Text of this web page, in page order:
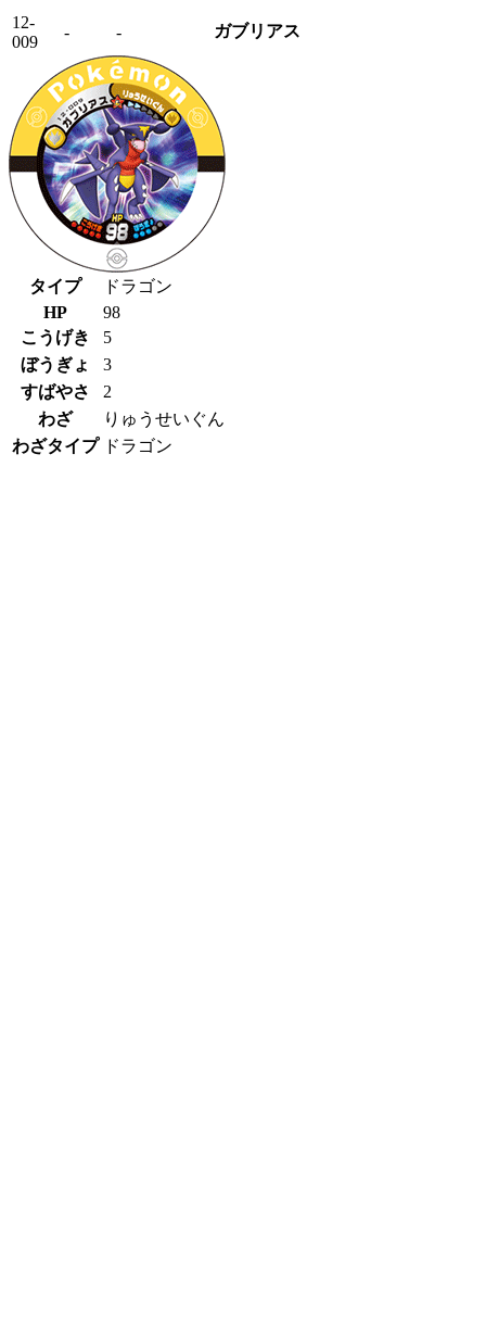
12-
009
- - ガブリアス
タイプ
ドラゴン
HP
98
こうげき
5
ぼうぎょ
3
すばやさ
2
わざ
りゅうせいぐん
わざタイプ ドラゴン